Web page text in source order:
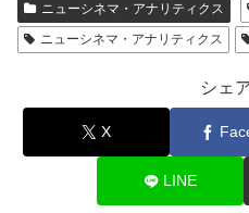
ニューシネマ・アナリティクス
ニューシネマ・アナリティクス
シェ
X
LINE